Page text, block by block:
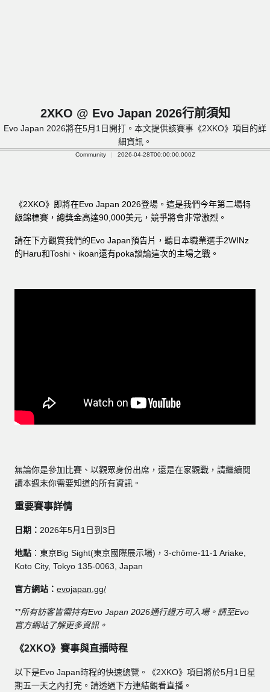
2XKO @ Evo Japan 2026行前須知
Evo Japan 2026將在5月1日開打。本文提供該賽事《2XKO》項目的詳
細資訊。
Community 2026-04-28T00:00:00.000Z
《2XKO》即將在Evo Japan 2026登場。這是我們今年第二場特
級錦標賽，總獎金高達90,000美元，競爭將會非常激烈。
請在下方觀賞我們的Evo Japan預告片，聽日本職業選手2WINz
的Haru和Toshi、ikoan還有poka談論這次的主場之戰。
無論你是參加比賽、以觀眾身份出席，還是在家觀戰，請繼續閱
讀本週末你需要知道的所有資訊。
重要賽事詳情
日期： 2026年5月1日到3日
地點 ：東京Big Sight(東京國際展示場)，3-chōme-11-1 Ariake,
Koto City, Tokyo 135-0063, Japan
官方網站： evojapan.gg/
**所有訪客皆需持有Evo Japan 2026通行證方可入場。請至Evo
官方網站了解更多資訊。
《2XKO》賽事與直播時程
以下是Evo Japan時程的快速總覽。《2XKO》項目將於5月1日星
期五一天之內打完。請透過下方連結觀看直播。